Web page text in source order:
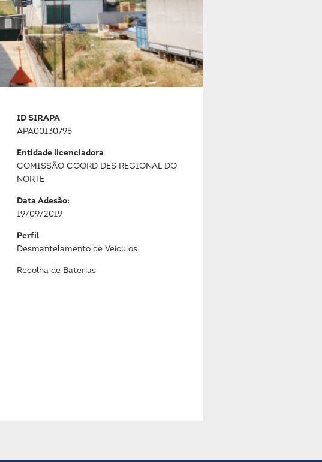
ID SIRAPA
APA00130795
Entidade licenciadora
COMISSÃO COORD DES REGIONAL DO
NORTE
Data Adesão:
19/09/2019
Perfil
Desmantelamento de Veículos
Recolha de Baterias